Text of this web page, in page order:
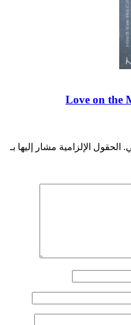
الحقول الإلزامية مشار إليها بـ